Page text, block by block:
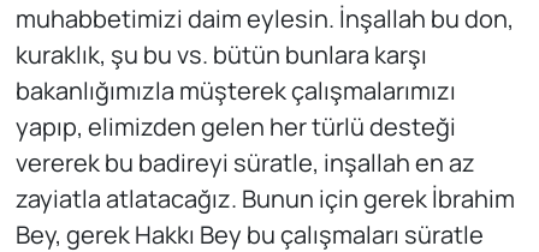
muhabbetimizi daim eylesin. İnşallah bu don,
kuraklık, şu bu vs. bütün bunlara karşı
bakanlığımızla müşterek çalışmalarımızı
yapıp, elimizden gelen her türlü desteği
vererek bu badireyi süratle, inşallah en az
zayiatla atlatacağız. Bunun için gerek İbrahim
Bey, gerek Hakkı Bey bu çalışmaları süratle